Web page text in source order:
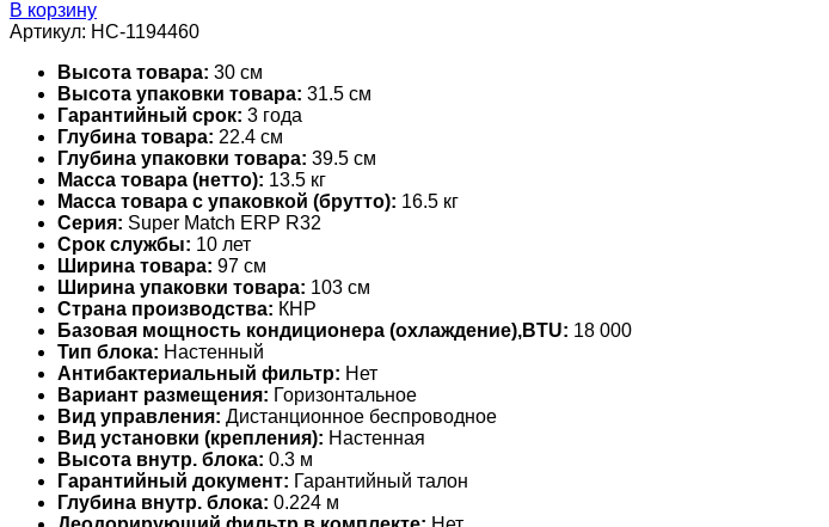
В корзину
Артикул: НС-1194460
Высота товара: 30 см
Высота упаковки товара: 31.5 см
Гарантийный срок: 3 года
Глубина товара: 22.4 см
Глубина упаковки товара: 39.5 см
Масса товара (нетто): 13.5 кг
Масса товара с упаковкой (брутто): 16.5 кг
Серия: Super Match ERP R32
Срок службы: 10 лет
Ширина товара: 97 см
Ширина упаковки товара: 103 см
Страна производства: КНР
Базовая мощность кондиционера (охлаждение),BTU: 18 000
Тип блока: Настенный
Антибактериальный фильтр: Нет
Вариант размещения: Горизонтальное
Вид управления: Дистанционное беспроводное
Вид установки (крепления): Настенная
Высота внутр. блока: 0.3 м
Гарантийный документ: Гарантийный талон
Глубина внутр. блока: 0.224 м